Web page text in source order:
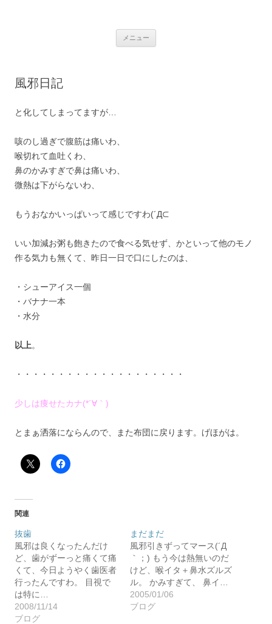
メニュー
風邪日記
と化してしまってますが…
咳のし過ぎで腹筋は痛いわ、
喉切れて血吐くわ、
鼻のかみすぎで鼻は痛いわ、
微熱は下がらないわ、
もうおなかいっぱいって感じですわ(´Д⊂
いい加減お粥も飽きたので食べる気せず、かといって他のモノ
作る気力も無くて、昨日一日で口にしたのは、
・シューアイス一個
・バナナ一本
・水分
以上。
・・・・・・・・・・・・・・・・・・・・
少しは痩せたカナ(*´∀｀)
とまぁ洒落にならんので、また布団に戻ります。げほがは。
関連
抜歯
風邪は良くなったんだけ
ど、歯がずーっと痛くて痛
くて、今日ようやく歯医者
行ったんですわ。 目視で
は特に…
2008/11/14
ブログ
まだまだ
風邪引きずってマース(´Д
｀；) もう今は熱無いのだ
けど、喉イタ＋鼻水ズルズ
ル。 かみすぎて、 鼻イ…
2005/01/06
ブログ